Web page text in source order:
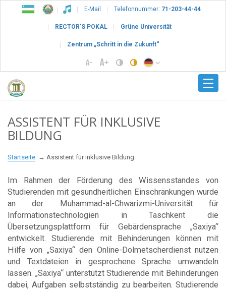
E-Mail Telefonnummer: 71-203-44-44
RECTOR’S POKAL Grüne Universität
Zentrum „Schritt in die Zukunft“
ASSISTENT FÜR INKLUSIVE
BILDUNG
Startseite Assistent für inklusive Bildung
Im Rahmen der Förderung des Wissensstandes von
Studierenden mit gesundheitlichen Einschränkungen wurde
an der Muhammad-al-Chwarizmi-Universität für
Informationstechnologien in Taschkent die
Übersetzungsplattform für Gebärdensprache „Saxiya“
entwickelt. Studierende mit Behinderungen können mit
Hilfe von „Saxiya“ den Online-Dolmetscherdienst nutzen
und Textdateien in gesprochene Sprache umwandeln
lassen. „Saxiya“ unterstützt Studierende mit Behinderungen
dabei, Aufgaben selbstständig zu bearbeiten. Studierende